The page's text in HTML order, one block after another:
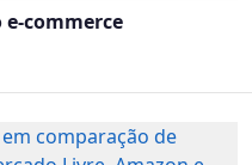
commerce